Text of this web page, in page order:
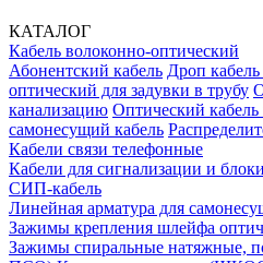
КАТАЛОГ
Кабель волоконно-оптический
Абонентский кабель Дроп
оптический для задувки в трубу
канализацию Оптический кабель
самонесущий кабель
Кабели связи телефонные
Кабели для сигнализации и
СИП-кабель
Линейная арматура для
Зажимы крепления шлейфа
Зажимы спиральные натяжные,